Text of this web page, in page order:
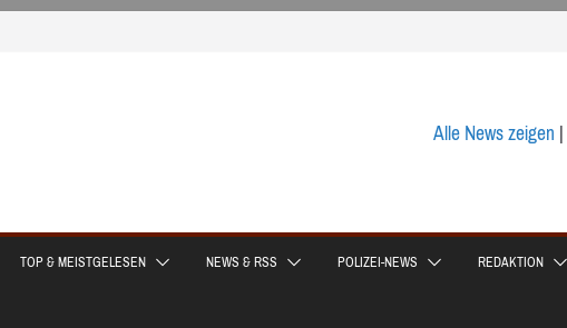
Alle News zeigen|
TOP & MEISTGELESEN NEWS & RSS POLIZEI-NEWS REDAKTION